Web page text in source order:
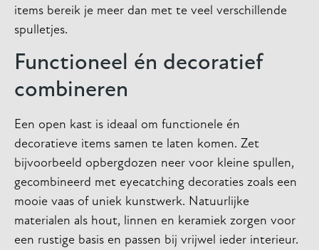
items bereik je meer dan met te veel verschillende
spulletjes.
Functioneel én decoratief
combineren
Een open kast is ideaal om functionele én
decoratieve items samen te laten komen. Zet
bijvoorbeeld opbergdozen neer voor kleine spullen,
gecombineerd met eyecatching decoraties zoals een
mooie vaas of uniek kunstwerk. Natuurlijke
materialen als hout, linnen en keramiek zorgen voor
een rustige basis en passen bij vrijwel ieder interieur.